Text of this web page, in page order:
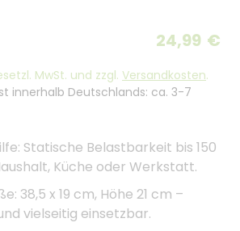
24,99 €
MwSt. und zzgl. Versandkosten.
innerhalb Deutschlands: ca. 3-7
Statische Belastbarkeit bis 150
Küche oder Werkstatt.
38,5 x 19 cm, Höhe 21 cm –
vielseitig einsetzbar.